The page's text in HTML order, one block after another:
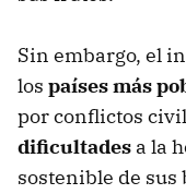
Sin embargo, el
los países más
por conflictos
dificultades a la
sostenible de sus